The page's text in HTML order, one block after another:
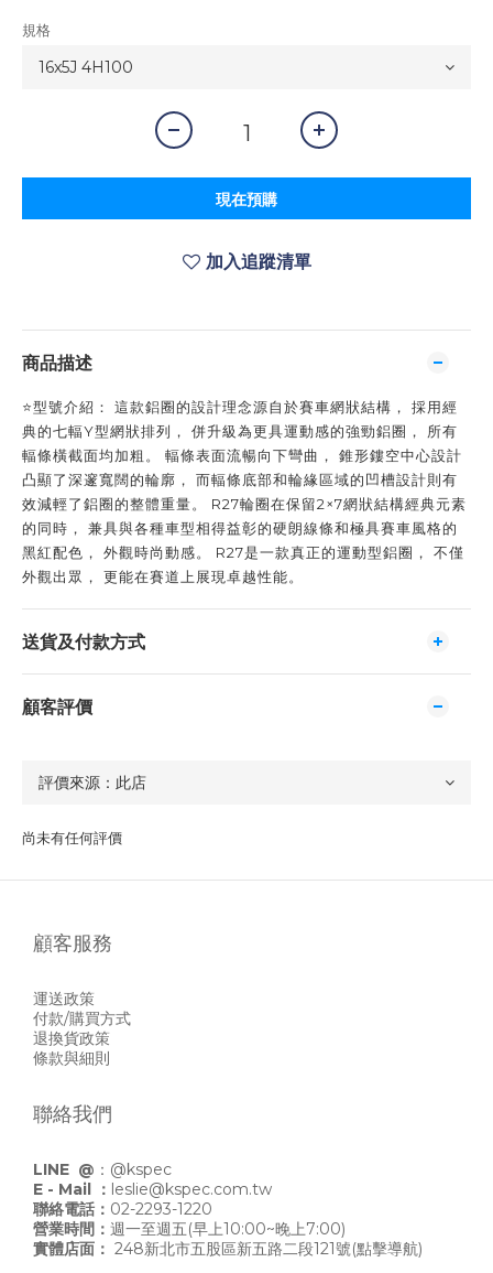
規格
現在預購
加入追蹤清單
商品描述
⭐️型號介紹： 這款鋁圈的設計理念源自於賽車網狀結構， 採用經
典的七輻Y型網狀排列， 併升級為更具運動感的強勁鋁圈， 所有
輻條橫截面均加粗。 輻條表面流暢向下彎曲， 錐形鏤空中心設計
凸顯了深邃寬闊的輪廓， 而輻條底部和輪緣區域的凹槽設計則有
效減輕了鋁圈的整體重量。 R27輪圈在保留2×7網狀結構經典元素
的同時， 兼具與各種車型相得益彰的硬朗線條和極具賽車風格的
黑紅配色， 外觀時尚動感。 R27是一款真正的運動型鋁圈， 不僅
外觀出眾， 更能在賽道上展現卓越性能。
送貨及付款方式
顧客評價
尚未有任何評價
顧客服務
運送政策
付款/購買方式
退換貨政策
條款與細則
聯絡我們
LINE @ ： @kspec
E - Mail ： leslie@kspec.com.tw
聯絡電話： 02-2293-1220
營業時間： 週一至週五(早上10:00~晚上7:00)
實體店面： 248新北市五股區新五路二段121號(點擊導航)